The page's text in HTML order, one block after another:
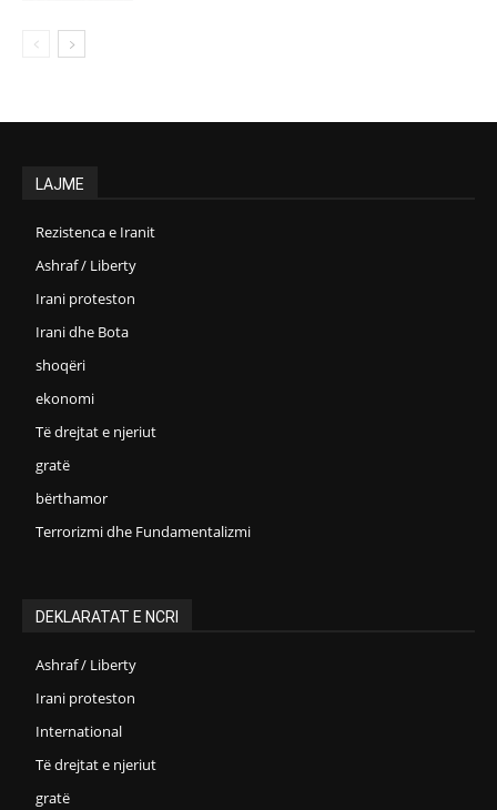
LAJME
Rezistenca e Iranit
Ashraf / Liberty
Irani proteston
Irani dhe Bota
shoqëri
ekonomi
Të drejtat e njeriut
gratë
bërthamor
Terrorizmi dhe Fundamentalizmi
DEKLARATAT E NCRI
Ashraf / Liberty
Irani proteston
International
Të drejtat e njeriut
gratë